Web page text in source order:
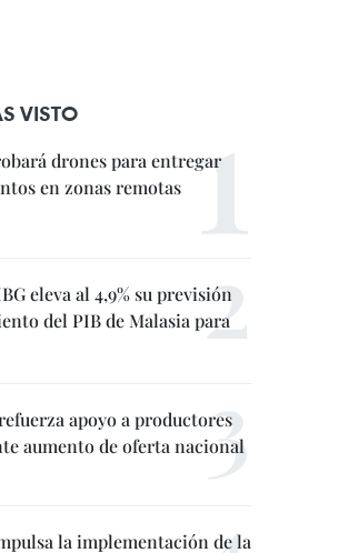
VISTO
drones para entregar
en zonas remotas
eleva al 4,9% su previsión
del PIB de Malasia para
apoyo a productores
aumento de oferta nacional
la implementación de la